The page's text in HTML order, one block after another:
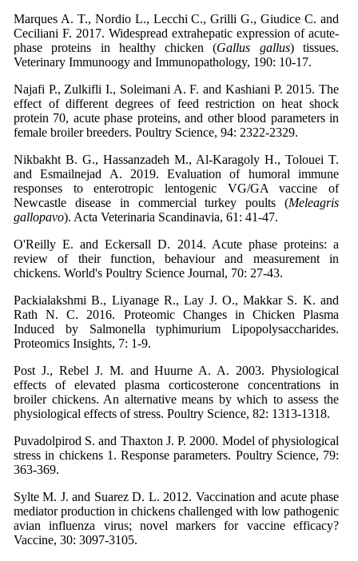
Marques A. T., Nordio L., Lecchi C., Grilli G., Giudice C. and
Ceciliani F. 2017. Widespread extrahepatic expression of acute-
phase proteins in healthy chicken (Gallus gallus) tissues.
Veterinary Immunoogy and Immunopathology, 190: 10-17.
Najafi P., Zulkifli I., Soleimani A. F. and Kashiani P. 2015. The
effect of different degrees of feed restriction on heat shock
protein 70, acute phase proteins, and other blood parameters in
female broiler breeders. Poultry Science, 94: 2322-2329.
Nikbakht B. G., Hassanzadeh M., Al-Karagoly H., Tolouei T.
and Esmailnejad A. 2019. Evaluation of humoral immune
responses to enterotropic lentogenic VG/GA vaccine of
Newcastle disease in commercial turkey poults (Meleagris
gallopavo). Acta Veterinaria Scandinavia, 61: 41-47.
O'Reilly E. and Eckersall D. 2014. Acute phase proteins: a
review of their function, behaviour and measurement in
chickens. World's Poultry Science Journal, 70: 27-43.
Packialakshmi B., Liyanage R., Lay J. O., Makkar S. K. and
Rath N. C. 2016. Proteomic Changes in Chicken Plasma
Induced by Salmonella typhimurium Lipopolysaccharides.
Proteomics Insights, 7: 1-9.
Post J., Rebel J. M. and Huurne A. A. 2003. Physiological
effects of elevated plasma corticosterone concentrations in
broiler chickens. An alternative means by which to assess the
physiological effects of stress. Poultry Science, 82: 1313-1318.
Puvadolpirod S. and Thaxton J. P. 2000. Model of physiological
stress in chickens 1. Response parameters. Poultry Science, 79:
363-369.
Sylte M. J. and Suarez D. L. 2012. Vaccination and acute phase
mediator production in chickens challenged with low pathogenic
avian influenza virus; novel markers for vaccine efficacy?
Vaccine, 30: 3097-3105.